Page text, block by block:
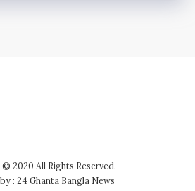
2020 All Rights Reserved.
: 24 Ghanta Bangla News